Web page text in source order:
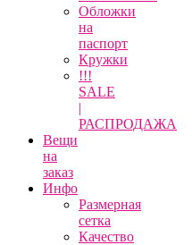
Обложки
на
паспорт
Кружки
!!!
SALE
|
РАСПРОДАЖА
Вещи
на
заказ
Инфо
Размерная
сетка
Качество